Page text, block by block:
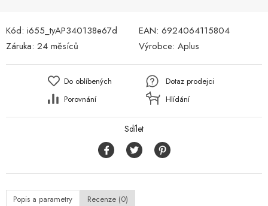
Kód: i655_tyAP340138e67d EAN: 6924064115804
Záruka: 24 měsíců Výrobce: Aplus
Do oblíbených
Porovnání
Dotaz prodejci
Hlídání
Sdílet
Popis a parametry Recenze (0)